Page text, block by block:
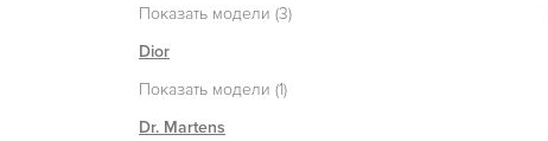
Показать модели (3)
Dior
Показать модели (1)
Dr. Martens